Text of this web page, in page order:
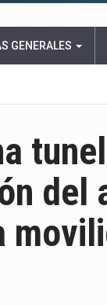
GENERALES
del